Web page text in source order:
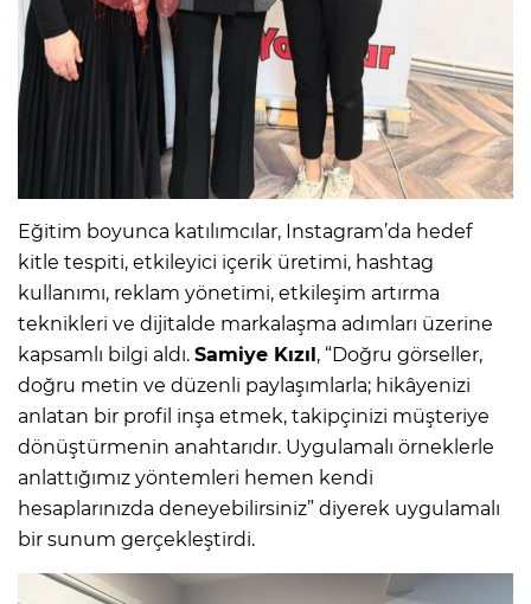
Eğitim boyunca katılımcılar, Instagram’da hedef
kitle tespiti, etkileyici içerik üretimi, hashtag
kullanımı, reklam yönetimi, etkileşim artırma
teknikleri ve dijitalde markalaşma adımları üzerine
kapsamlı bilgi aldı. Samiye Kızıl, “Doğru görseller,
doğru metin ve düzenli paylaşımlarla; hikâyenizi
anlatan bir profil inşa etmek, takipçinizi müşteriye
dönüştürmenin anahtarıdır. Uygulamalı örneklerle
anlattığımız yöntemleri hemen kendi
hesaplarınızda deneyebilirsiniz” diyerek uygulamalı
bir sunum gerçekleştirdi.